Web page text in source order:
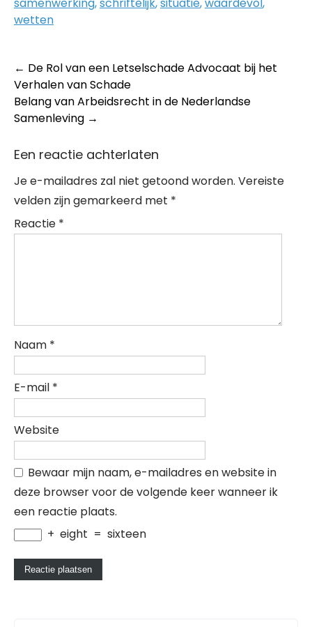
wetten
Post
navigation
← De Rol van een Letselschade Advocaat bij het
Verhalen van Schade
Belang van Arbeidsrecht in de Nederlandse
Samenleving →
Een reactie achterlaten
Je e-mailadres zal niet getoond worden. Vereiste
velden zijn gemarkeerd met *
Reactie *
Naam *
E-mail *
Website
Bewaar mijn naam, e-mailadres en website in
deze browser voor de volgende keer wanneer ik
een reactie plaats.
+ eight = sixteen